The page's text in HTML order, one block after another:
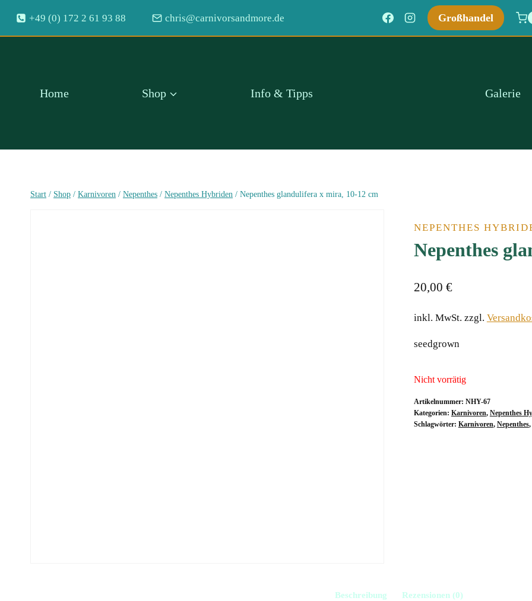
Inhalt
springen
+49 (0) 172 2 61 93 88 chris@carnivorsandmore.de Großhandel
Home Shop Info & Tipps Galerie
Start / Shop / Karnivoren / Nepenthes / Nepenthes Hybriden / Nepenthes glandulifera x mira, 10-12 cm
NEPENTHES
Nepenthes
20,00 €
inkl. MwSt. zzgl.
seedgrown
Nicht vorrätig
Artikelnummer: NHY-67
Kategorien: Karnivoren, Nepenthes
Schlagwörter: Karnivoren, Nepenthes,
Beschreibung Rezensionen (0)